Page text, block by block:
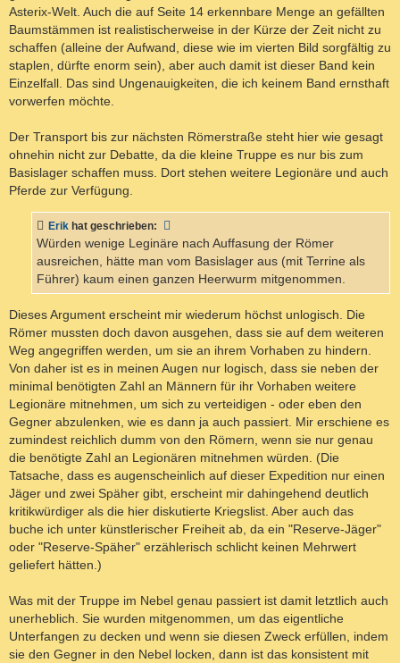
Asterix-Welt. Auch die auf Seite 14 erkennbare Menge an gefällten
Baumstämmen ist realistischerweise in der Kürze der Zeit nicht zu
schaffen (alleine der Aufwand, diese wie im vierten Bild sorgfältig zu
staplen, dürfte enorm sein), aber auch damit ist dieser Band kein
Einzelfall. Das sind Ungenauigkeiten, die ich keinem Band ernsthaft
vorwerfen möchte.
Der Transport bis zur nächsten Römerstraße steht hier wie gesagt
ohnehin nicht zur Debatte, da die kleine Truppe es nur bis zum
Basislager schaffen muss. Dort stehen weitere Legionäre und auch
Pferde zur Verfügung.
Erik hat geschrieben:
Würden wenige Leginäre nach Auffasung der Römer
ausreichen, hätte man vom Basislager aus (mit Terrine als
Führer) kaum einen ganzen Heerwurm mitgenommen.
Dieses Argument erscheint mir wiederum höchst unlogisch. Die
Römer mussten doch davon ausgehen, dass sie auf dem weiteren
Weg angegriffen werden, um sie an ihrem Vorhaben zu hindern.
Von daher ist es in meinen Augen nur logisch, dass sie neben der
minimal benötigten Zahl an Männern für ihr Vorhaben weitere
Legionäre mitnehmen, um sich zu verteidigen - oder eben den
Gegner abzulenken, wie es dann ja auch passiert. Mir erschiene es
zumindest reichlich dumm von den Römern, wenn sie nur genau
die benötigte Zahl an Legionären mitnehmen würden. (Die
Tatsache, dass es augenscheinlich auf dieser Expedition nur einen
Jäger und zwei Späher gibt, erscheint mir dahingehend deutlich
kritikwürdiger als die hier diskutierte Kriegslist. Aber auch das
buche ich unter künstlerischer Freiheit ab, da ein "Reserve-Jäger"
oder "Reserve-Späher" erzählerisch schlicht keinen Mehrwert
geliefert hätten.)
Was mit der Truppe im Nebel genau passiert ist damit letztlich auch
unerheblich. Sie wurden mitgenommen, um das eigentliche
Unterfangen zu decken und wenn sie diesen Zweck erfüllen, indem
sie den Gegner in den Nebel locken, dann ist das konsistent mit